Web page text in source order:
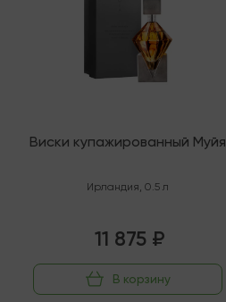
Виски купажированный Муйя
Ирландия,0.5 л
11 875 ₽
В корзину